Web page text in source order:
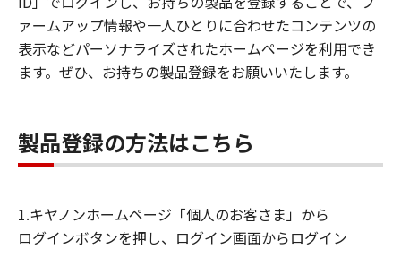
ァームアップ情報や一人ひとりに合わせたコンテンツの
表示などパーソナライズされたホームページを利用でき
ます。ぜひ、お持ちの製品登録をお願いいたします。
製品登録の方法はこちら
1.キヤノンホームページ「個人のお客さま」から
ログインボタンを押し、ログイン画面からログイン